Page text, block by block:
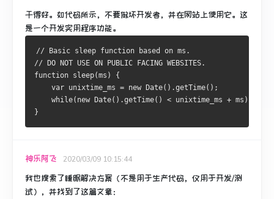
干得好。 如代码所示，不要做坏开发者，并在网站上使用它。 这
是一个开发实用程序功能。
// Basic sleep function based on ms.
// DO NOT USE ON PUBLIC FACING WEBSITES.
function sleep(ms) {
    var unixtime_ms = new Date().getTime();
    while(new Date().getTime() < unixtime_ms + ms) {}
}
神乐阿飞 2020/03/09 10:15:44
我也搜索了睡眠解决方案（不是用于生产代码，仅用于开发/测
试），并找到了这篇文章：